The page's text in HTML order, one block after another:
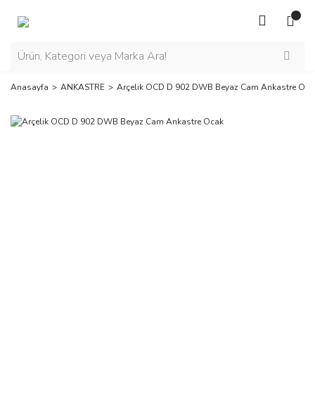
Anasayfa ANKASTRE Arçelik OCD D 902 DWB Beyaz Cam Ankastre